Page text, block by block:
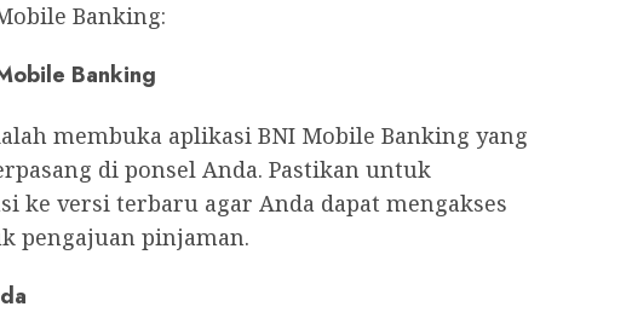
Banking:
Banking
membuka aplikasi BNI Mobile Banking yang
di ponsel Anda. Pastikan untuk
ke versi terbaru agar Anda dapat mengakses
pengajuan pinjaman.